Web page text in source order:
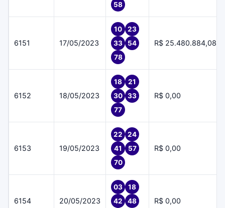
58
6151 17/05/2023
10
23
33
54
78
R$ 25.480.884,08
6152 18/05/2023
18
21
30
33
77
R$ 0,00
6153 19/05/2023
22
24
41
57
70
R$ 0,00
6154 20/05/2023
03
18
42
48
R$ 0,00